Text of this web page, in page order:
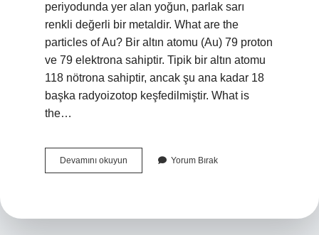
periyodunda yer alan yoğun, parlak sarı
renkli değerli bir metaldir. What are the
particles of Au? Bir altın atomu (Au) 79 proton
ve 79 elektrona sahiptir. Tipik bir altın atomu
118 nötrona sahiptir, ancak şu ana kadar 18
başka radyoizotop keşfedilmiştir. What is
the…
Devamını okuyun
Are
Yorum Bırak